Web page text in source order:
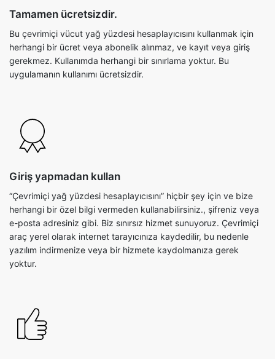
Tamamen ücretsizdir.
Bu çevrimiçi vücut yağ yüzdesi hesaplayıcısını kullanmak için
herhangi bir ücret veya abonelik alınmaz, ve kayıt veya giriş
gerekmez. Kullanımda herhangi bir sınırlama yoktur. Bu
uygulamanın kullanımı ücretsizdir.
Giriş yapmadan kullan
“Çevrimiçi yağ yüzdesi hesaplayıcısını” hiçbir şey için ve bize
herhangi bir özel bilgi vermeden kullanabilirsiniz., şifreniz veya
e-posta adresiniz gibi. Biz sınırsız hizmet sunuyoruz. Çevrimiçi
araç yerel olarak internet tarayıcınıza kaydedilir, bu nedenle
yazılım indirmenize veya bir hizmete kaydolmanıza gerek
yoktur.